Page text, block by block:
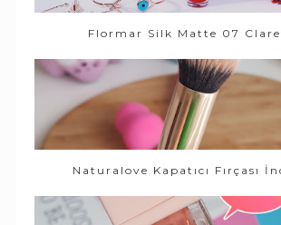
Flormar Silk Matte 07
Naturalove Kapatıcı Fırçası